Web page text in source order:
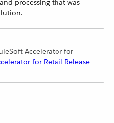
processing that was
Accelerator for
for Retail Release